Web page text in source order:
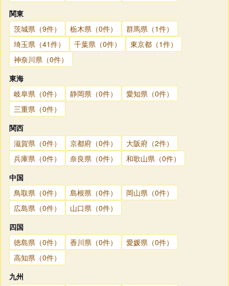
関東
茨城県（9件）
栃木県（0件）
群馬県（1件）
埼玉県（41件）
千葉県（0件）
東京都（1件）
神奈川県（0件）
東海
岐阜県（0件）
静岡県（0件）
愛知県（0件）
三重県（0件）
関西
滋賀県（0件）
京都府（0件）
大阪府（2件）
兵庫県（0件）
奈良県（0件）
和歌山県（0件）
中国
鳥取県（0件）
島根県（0件）
岡山県（0件）
広島県（0件）
山口県（0件）
四国
徳島県（0件）
香川県（0件）
愛媛県（0件）
高知県（0件）
九州